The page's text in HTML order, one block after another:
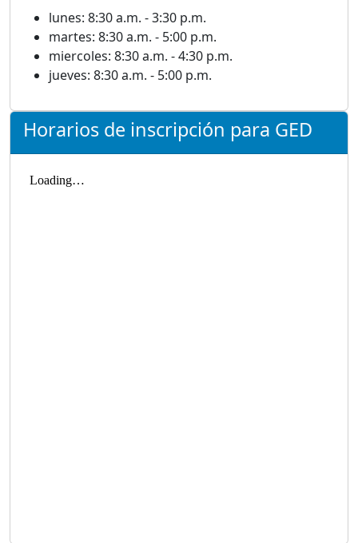
lunes: 8:30 a.m. - 3:30 p.m.
martes: 8:30 a.m. - 5:00 p.m.
miercoles: 8:30 a.m. - 4:30 p.m.
jueves: 8:30 a.m. - 5:00 p.m.
Horarios de inscripción para GED